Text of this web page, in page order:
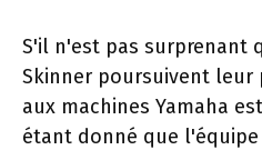
S'il n'est pas surprenant
Skinner poursuivent leur
aux machines Yamaha
étant donné que l'équipe